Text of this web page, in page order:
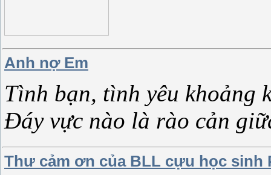
Anh nợ Em
Tình bạn, tình yêu khoảng
Đáy vực nào là rào cản
Thư cảm ơn của BLL cựu học sinh